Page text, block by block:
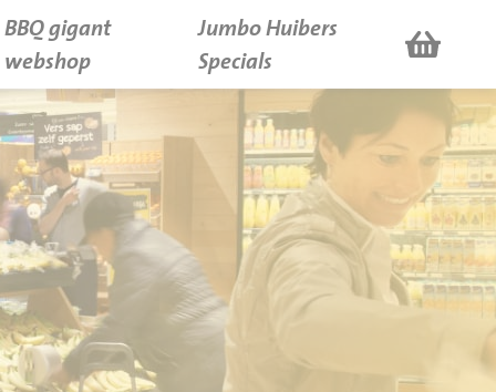
BBQ gigant
webshop
Jumbo Huibers
Specials